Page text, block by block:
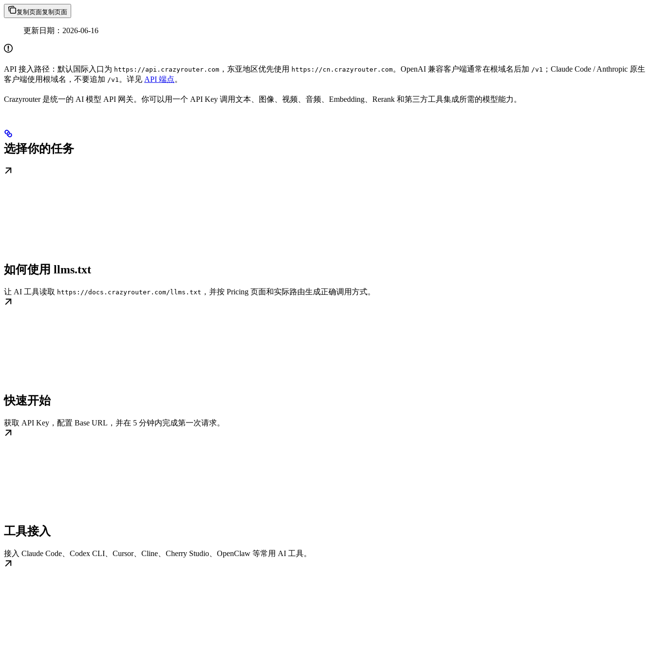
复制页面复制页面
更新日期：2026-06-16
API 接入路径：默认国际入口为 https://api.crazyrouter.com ，东亚地区优先使用 https://cn.crazyrouter.com。OpenAI 兼容客户端通常在根域名后加 /v1
；Claude Code / Anthropic 原生
客户端使用根域名，不要追加 /v1 。详见 API 端点。
Crazyrouter 是统一的 AI 模型 API 网关。你可以用一个 API Key 调用文本、图像、视频、音频、Embedding、Rerank 和第三方工具集成所需的模型能力。
选择你的任务
如何使用 llms.txt
让 AI 工具读取 https://docs.crazyrouter.com/llms.txt ，并按 Pricing 页面和实际路由生成正确调用方式。
快速开始
获取 API Key，配置 Base URL，并在 5 分钟内完成第一次请求。
工具接入
接入 Claude Code、Codex CLI、Cursor、Cline、Cherry Studio、OpenClaw 等常用 AI 工具。